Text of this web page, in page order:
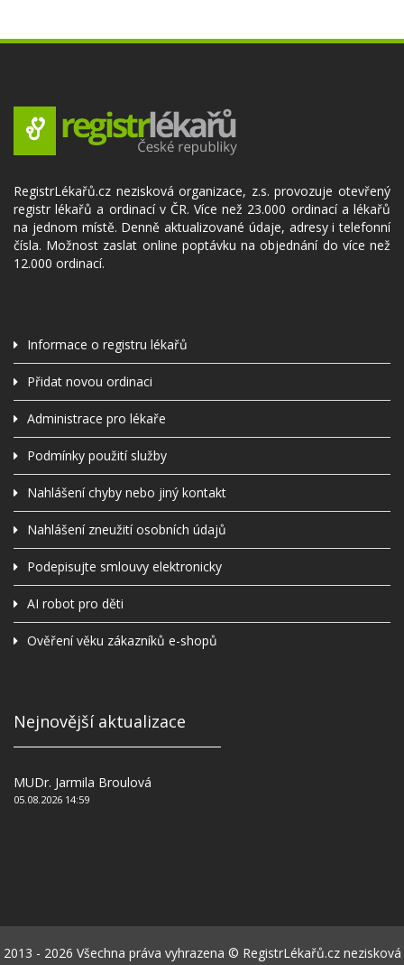
RegistrLékařů.cz nezisková organizace, z.s. provozuje otevřený
registr lékařů a ordinací v ČR. Více než 23.000 ordinací a lékařů
na jednom místě. Denně aktualizované údaje, adresy i telefonní
čísla. Možnost zaslat online poptávku na objednání do více než
12.000 ordinací.
Informace o registru lékařů
Přidat novou ordinaci
Administrace pro lékaře
Podmínky použití služby
Nahlášení chyby nebo jiný kontakt
Nahlášení zneužití osobních údajů
Podepisujte smlouvy elektronicky
AI robot pro děti
Ověření věku zákazníků e-shopů
Nejnovější aktualizace
MUDr. Jarmila Broulová
05.08.2026 14:59
2013 - 2026 Všechna práva vyhrazena © RegistrLékařů.cz nezisková